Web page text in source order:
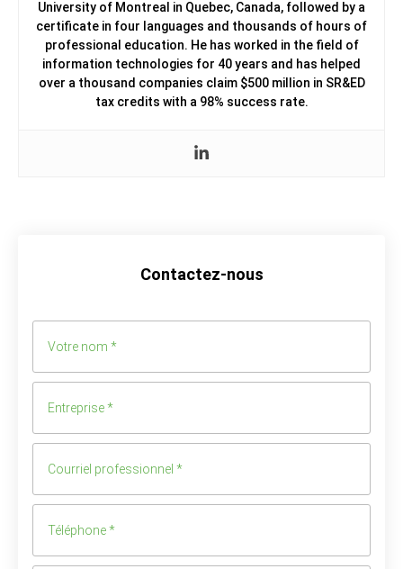
University of Montreal in Quebec, Canada, followed by a
certificate in four languages and thousands of hours of
professional education. He has worked in the field of
information technologies for 40 years and has helped
over a thousand companies claim $500 million in SR&ED
tax credits with a 98% success rate.
Contactez-nous